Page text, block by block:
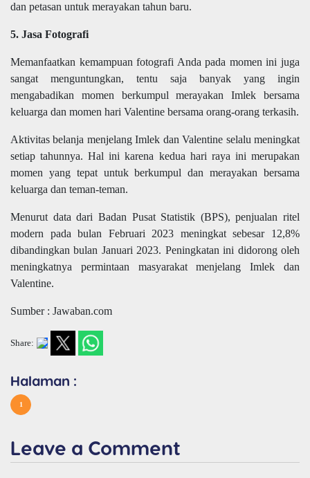
dan petasan untuk merayakan tahun baru.
5. Jasa Fotografi
Memanfaatkan kemampuan fotografi Anda pada momen ini juga
sangat menguntungkan, tentu saja banyak yang ingin
mengabadikan momen berkumpul merayakan Imlek bersama
keluarga dan momen hari Valentine bersama orang-orang terkasih.
Aktivitas belanja menjelang Imlek dan Valentine selalu meningkat
setiap tahunnya. Hal ini karena kedua hari raya ini merupakan
momen yang tepat untuk berkumpul dan merayakan bersama
keluarga dan teman-teman.
Menurut data dari Badan Pusat Statistik (BPS), penjualan ritel
modern pada bulan Februari 2023 meningkat sebesar 12,8%
dibandingkan bulan Januari 2023. Peningkatan ini didorong oleh
meningkatnya permintaan masyarakat menjelang Imlek dan
Valentine.
Sumber : Jawaban.com
Share:
Halaman :
1
Leave a Comment